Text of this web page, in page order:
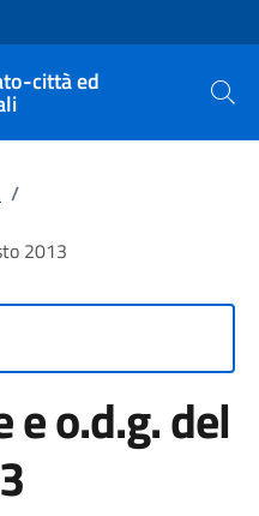
città ed
Cerca
/
2013
e o.d.g. del